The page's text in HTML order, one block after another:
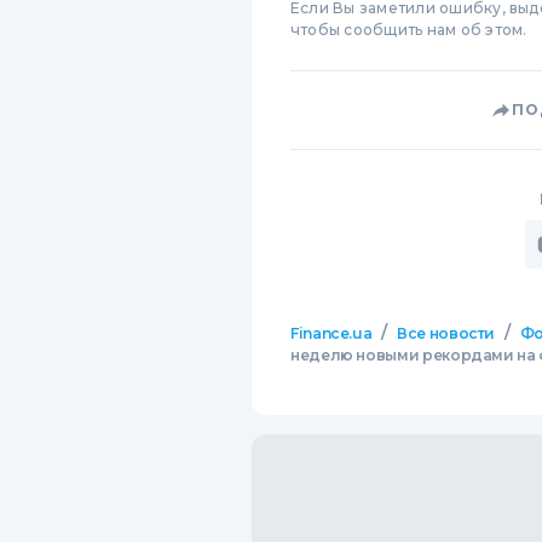
Если Вы заметили ошибку,
чтобы сообщить нам об этом.
Finance.ua / Все новости /
неделю новыми рекордами на